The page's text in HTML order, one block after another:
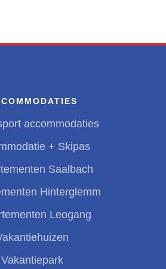
accommodaties
+ Skipas
Saalbach
Hinterglemm
Leogang
Vakantiepark